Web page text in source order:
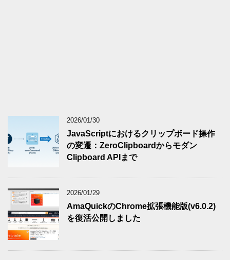
2026/01/30
JavaScriptにおけるクリップボード操作
の変遷：ZeroClipboardからモダン
Clipboard APIまで
2026/01/29
AmaQuickのChrome拡張機能版(v6.0.2)
を復活公開しました